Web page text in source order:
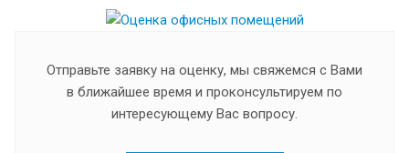
Отправьте заявку на оценку, мы свяжемся с Вами
в ближайшее время и проконсультируем по
интересующему Вас вопросу.